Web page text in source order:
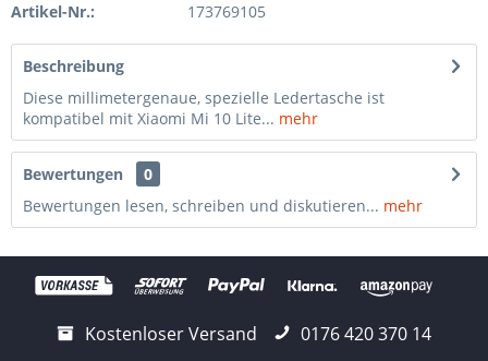
Artikel-Nr.: 173769105
Beschreibung
Diese millimetergenaue, spezielle Ledertasche ist
kompatibel mit Xiaomi Mi 10 Lite... mehr
Bewertungen
0
Bewertungen lesen, schreiben und diskutieren... mehr
Kostenloser Versand
0176 420 370 14